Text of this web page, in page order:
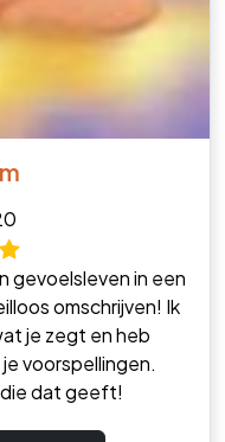
gevoelsleven in een
omschrijven! Ik
je zegt en heb
voorspellingen.
dat geeft!